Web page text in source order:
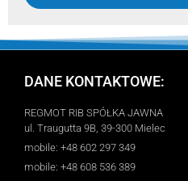
DANE KONTAKTOWE:
REGMOT RIB SPÓŁKA JAWNA
ul. Traugutta 9B, 39-300 Mielec
mobile: +48 602 297 349
mobile: +48 608 536 389